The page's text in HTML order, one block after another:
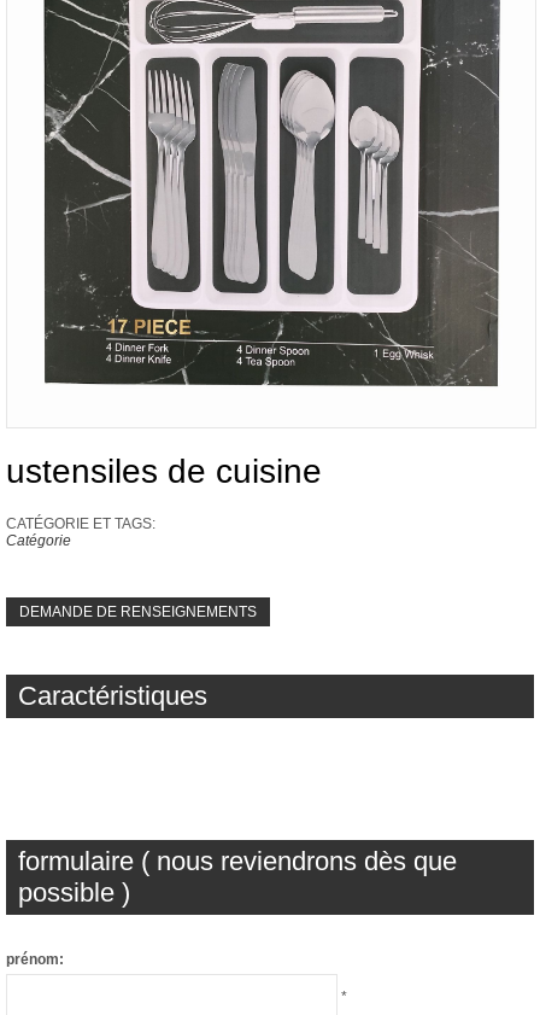
ustensiles de cuisine
CATÉGORIE ET ​​TAGS:
Catégorie
DEMANDE DE RENSEIGNEMENTS
Caractéristiques
formulaire ( nous reviendrons dès que
possible )
prénom:
*